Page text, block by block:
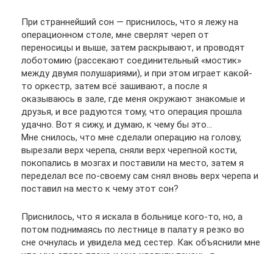
При страннейший сон — приснилось, что я лежу на
операционном столе, мне сверлят череп от
переносицы и выше, затем раскрывают, и проводят
лоботомию (рассекают соединительный «мостик»
между двумя полушариями), и при этом играет какой-
то оркестр, затем всё зашивают, а после я
оказываюсь в зале, где меня окружают знакомые и
друзья, и все радуются тому, что операция прошла
удачно. Вот я сижу, и думаю, к чему бы это…
Мне снилось, что мне сделали операцию на голову,
вырезали верх черепа, сняли верх черепной кости,
покопались в мозгах и поставили на место, затем я
переделал все по-своему сам снял вновь верх черепа и
поставил на место к чему этот сон?
Приснилось, что я искала в больнице кого-то, но, а
потом поднимаясь по лестнице в палату я резко во
сне очнулась и увидела мед сестер. Как объяснили мне